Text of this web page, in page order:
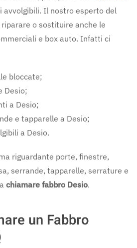
avvolgibili. Il nostro esperto del
o sostituire anche le
e box auto. Infatti ci
bloccate;
Desio;
a Desio;
e tapparelle a Desio;
a Desio.
riguardante porte, finestre,
serrande, tapparelle, serrature e
chiamare fabbro Desio.
un Fabbro